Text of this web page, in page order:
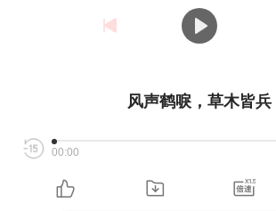
风声鹤唳，草木皆兵
00:00